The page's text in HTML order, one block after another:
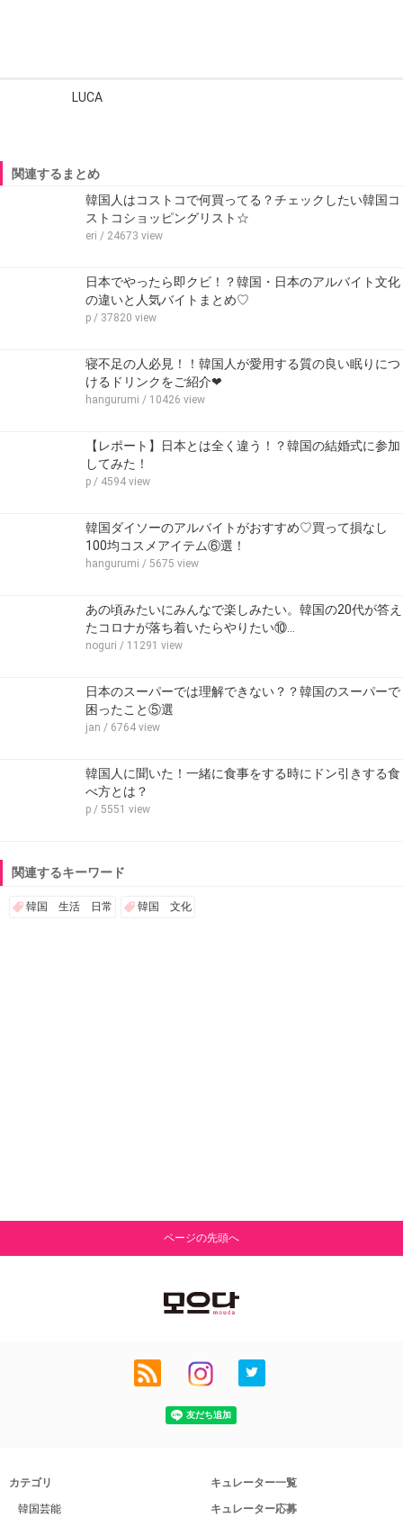
LUCA
関連するまとめ
韓国人はコストコで何買ってる？チェックしたい韓国コ
ストコショッピングリスト☆
eri / 24673 view
日本でやったら即クビ！？韓国・日本のアルバイト文化
の違いと人気バイトまとめ♡
p / 37820 view
寝不足の人必見！！韓国人が愛用する質の良い眠りにつ
けるドリンクをご紹介❤
hangurumi / 10426 view
【レポート】日本とは全く違う！？韓国の結婚式に参加
してみた！
p / 4594 view
韓国ダイソーのアルバイトがおすすめ♡買って損なし
100均コスメアイテム⑥選！
hangurumi / 5675 view
あの頃みたいにみんなで楽しみたい。韓国の20代が答え
たコロナが落ち着いたらやりたい⑩…
noguri / 11291 view
日本のスーパーでは理解できない？？韓国のスーパーで
困ったこと⑤選
jan / 6764 view
韓国人に聞いた！一緒に食事をする時にドン引きする食
べ方とは？
p / 5551 view
関連するキーワード
韓国 生活 日常 韓国 文化
ページの先頭へ
カテゴリ
韓国芸能
キュレーター一覧
キュレーター応募